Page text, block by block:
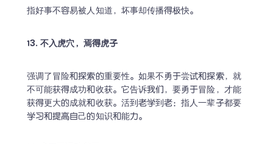
指好事不容易被人知道，坏事却传播得极快。
13. 不入虎穴，焉得虎子
强调了冒险和探索的重要性。如果不勇于尝试和探索，就
不可能获得成功和收获。它告诉我们，要勇于冒险，才能
获得更大的成就和收获。活到老学到老：指人一辈子都要
学习和提高自己的知识和能力。